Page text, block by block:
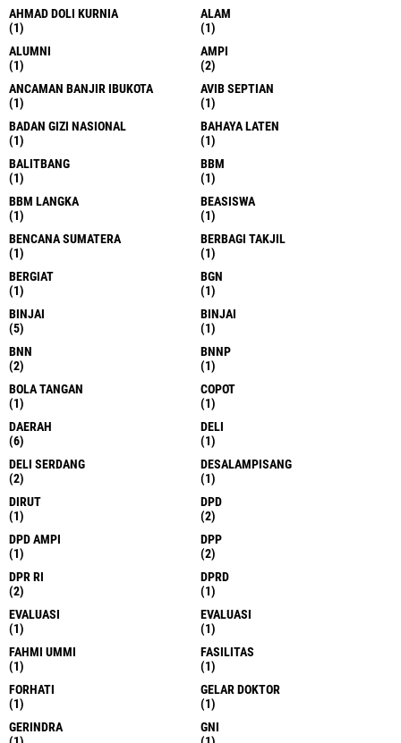
AHMAD DOLI KURNIA
(1)
ALAM
(1)
ALUMNI
(1)
AMPI
(2)
ANCAMAN BANJIR IBUKOTA
(1)
AVIB SEPTIAN
(1)
BADAN GIZI NASIONAL
(1)
BAHAYA LATEN
(1)
BALITBANG
(1)
BBM
(1)
BBM LANGKA
(1)
BEASISWA
(1)
BENCANA SUMATERA
(1)
BERBAGI TAKJIL
(1)
BERGIAT
(1)
BGN
(1)
BINJAI
(5)
BINJAI
(1)
BNN
(2)
BNNP
(1)
BOLA TANGAN
(1)
COPOT
(1)
DAERAH
(6)
DELI
(1)
DELI SERDANG
(2)
DESALAMPISANG
(1)
DIRUT
(1)
DPD
(2)
DPD AMPI
(1)
DPP
(2)
DPR RI
(2)
DPRD
(1)
EVALUASI
(1)
EVALUASI
(1)
FAHMI UMMI
(1)
FASILITAS
(1)
FORHATI
(1)
GELAR DOKTOR
(1)
GERINDRA
GNI